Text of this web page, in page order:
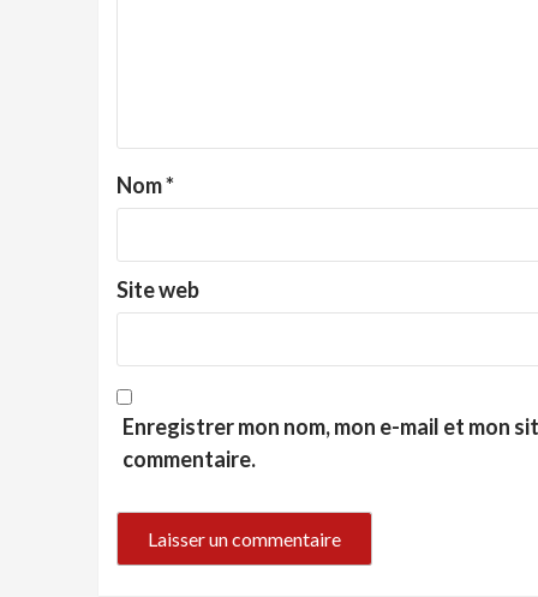
Nom*
Site web
Enregistrer mon nom, mon e-mail et mon
commentaire.